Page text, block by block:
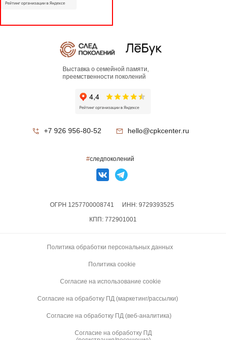
ОГРН 1257700008741 ИНН: 9729393525
КПП: 772901001
Политика cookie
Политика обработки персональных данных
Согласие на обработку ПД (веб-аналитика)
Согласие на использование cookie
Согласие на обработку ПД
Согласие на обработку ПД (маркетинг/рассылки)
hello@cpkcenter.ru
+7 926 956-80-52
#следпоколений
Выставка о семейной памяти,
преемственности поколений